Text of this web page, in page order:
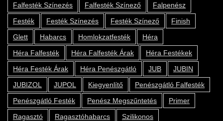
Falfesték Színezés
Falfesték Színező
Falpenész
Festék
Festék Színezés Festék Színező
Finish
Glett
Habarcs Homlokzatfesték
Héra
Héra Falfesték
Héra Falfesték Árak
Héra Festékek
Héra Festék Árak
Héra Penészgátló JUB
JUBIN
JUBIZOL
JUPOL Kiegyenlítő
Penészgátló Falfesték
Penészgátló Festék
Penész Megszűntetés
Primer
Ragasztó
Ragasztóhabarcs Szilikonos